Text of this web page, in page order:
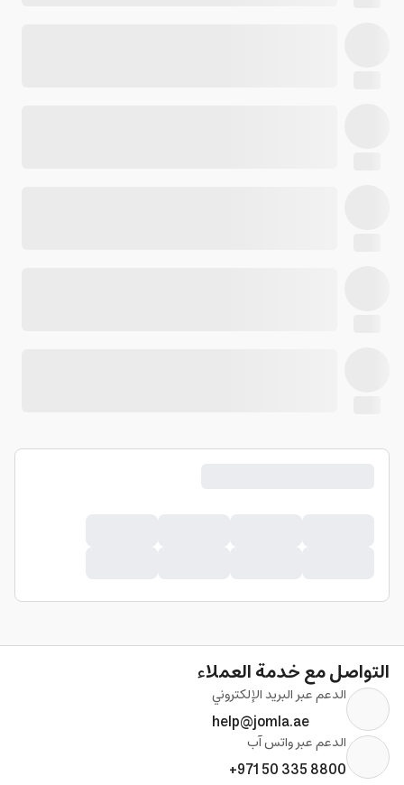
التواصل مع خدمة العملاء
الدعم عبر البريد الإلكتروني
help@jomla.ae
الدعم عبر واتس آب
+971 50 335 8800